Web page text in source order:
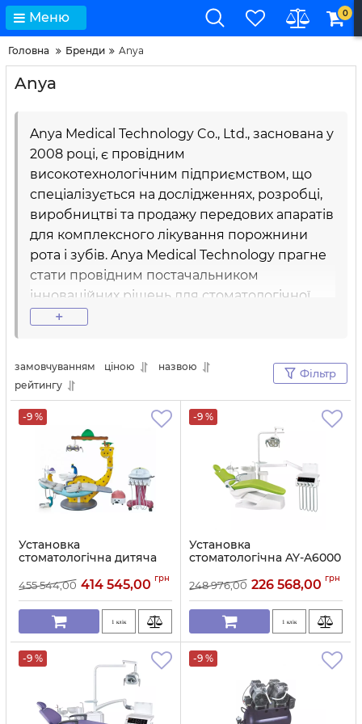
Меню 0
Головна Бренди Anya
Anya
Anya Medical Technology Co., Ltd., заснована у
2008 році, є провідним
високотехнологічним підприємством, що
спеціалізується на дослідженнях, розробці,
виробництві та продажу передових апаратів
для комплексного лікування порожнини
рота і зубів. Anya Medical Technology прагне
стати провідним постачальником
інноваційних рішень для стоматологічної
сфери, забезпечуючи турботу про здоров'я
+
замовчуванням ціною
назвою
рейтингу
Фільтр
-9 %
Установка
стоматологічна дитяча
Артикул: 11433
455 544,00 414 545,00 грн
1 клік
-9 %
Установка
стоматологічна AY-A6000
інструментів
Артикул: 11432
248 976,00 226 568,00 грн
1 клік
-9 % -9 %